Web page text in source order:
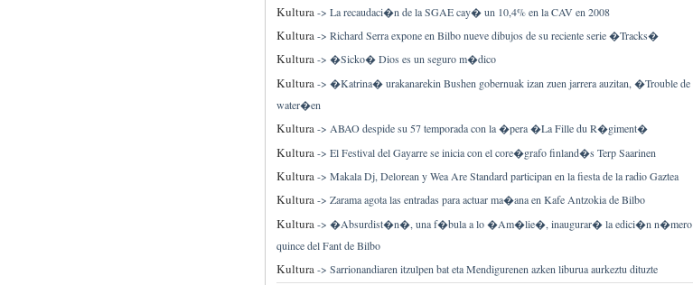
Kultura-> La recaudaci�n de la SGAE cay� un 10,4% en la CAV en 2008
Kultura-> Richard Serra expone en Bilbo nueve dibujos de su reciente serie �Tracks�
Kultura-> �Sicko� Dios es un seguro m�dico
Kultura-> �Katrina� urakanarekin Bushen gobernuak izan zuen jarrera auzitan, �Trouble de
water�en
Kultura-> ABAO despide su 57 temporada con la �pera �La Fille du R�giment�
Kultura-> El Festival del Gayarre se inicia con el core�grafo finland�s Terp Saarinen
Kultura-> Makala Dj, Delorean y Wea Are Standard participan en la fiesta de la radio Gaztea
Kultura-> Zarama agota las entradas para actuar ma�ana en Kafe Antzokia de Bilbo
Kultura-> �Absurdist�n�, una f�bula a lo �Am�lie�, inaugurar� la edici�n n�mero
quince del Fant de Bilbo
Kultura-> Sarrionandiaren itzulpen bat eta Mendigurenen azken liburua aurkeztu dituzte